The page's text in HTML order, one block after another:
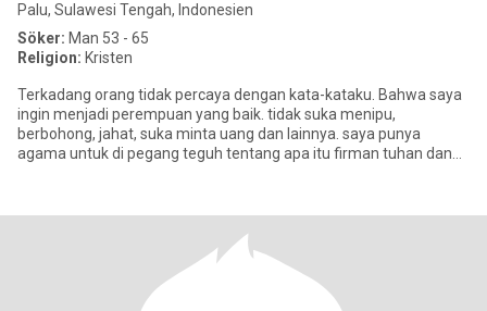
Palu, Sulawesi Tengah, Indonesien
Söker: Man 53 - 65
Religion: Kristen
Terkadang orang tidak percaya dengan kata-kataku. Bahwa saya
ingin menjadi perempuan yang baik. tidak suka menipu,
berbohong, jahat, suka minta uang dan lainnya. saya punya
agama untuk di pegang teguh tentang apa itu firman tuhan dan